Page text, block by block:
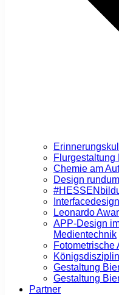
Flurgestaltung
Chemie am
Design
Leonardo
APP-Design
Medientechnik
Fotometrische
Gestaltung
Gestaltung
Partner